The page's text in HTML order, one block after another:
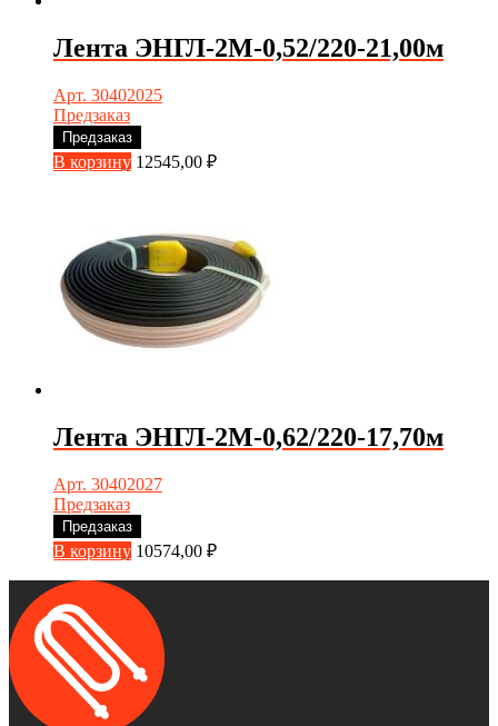
Лента ЭНГЛ-2М-0,52/220-21,00м
Арт. 30402025
Предзаказ
Предзаказ
В корзину 12545,00 ₽
Лента ЭНГЛ-2М-0,62/220-17,70м
Арт. 30402027
Предзаказ
Предзаказ
В корзину 10574,00 ₽